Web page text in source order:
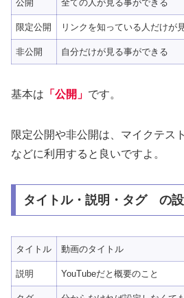
公開 全ての人が見る事ができる
限定公開 リンクを知っている人だけが
非公開 自分だけが見る事ができる
基本は 「公開」 です。
限定公開や非公開は、マイクテス
などに利用すると良いですよ。
タイトル・説明・タグ の設
タイトル 動画のタイトル
説明 YouTubeだと概要のこと